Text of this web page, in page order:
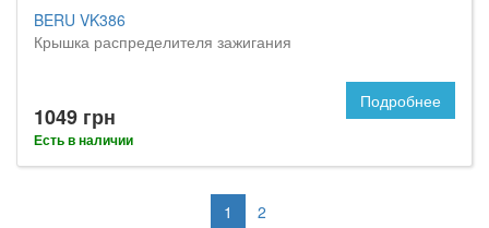
BERU VK386
Крышка распределителя зажигания
1049 грн
Есть в наличии
Подробнее
1 2